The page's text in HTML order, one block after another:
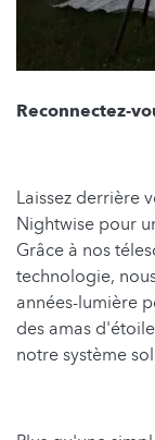
Reconnectez-
Laissez derrière
Nightwise pour
Grâce à nos
technologie,
années-lumière
des amas
notre système